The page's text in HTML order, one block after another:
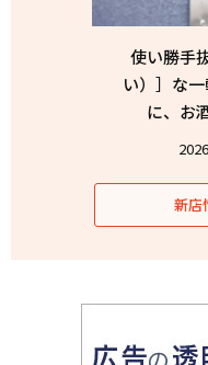
使い勝手
い）］な
に、お
新店